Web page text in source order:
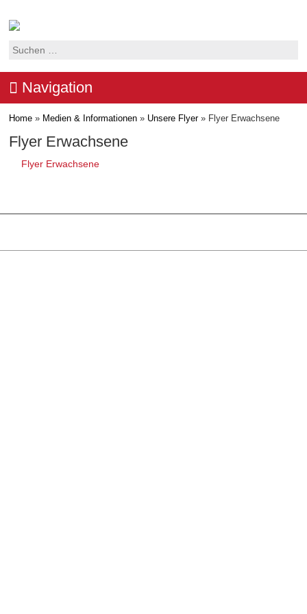
Suchen
Navigation
Home » Medien & Informationen » Unsere Flyer» Flyer Erwachsene
Flyer Erwachsene
Flyer Erwachsene